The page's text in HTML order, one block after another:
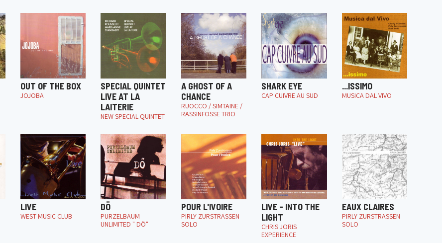
OUT OF THE BOX
JOJOBA
SPECIAL QUINTET
LIVE AT LA
LAITERIE
NEW SPECIAL QUINTET
A GHOST OF A
CHANCE
RUOCCO / SIMTAINE /
RASSINFOSSE TRIO
SHARK EYE
CAP CUIVRE AU SUD
...ISSIMO
MUSICA DAL VIVO
LIVE
WEST MUSIC CLUB
DÖ
PURZELBAUM
UNLIMITED " DÖ"
POUR L'IVOIRE
PIRLY ZURSTRASSEN
SOLO
LIVE - INTO THE
LIGHT
CHRIS JORIS
EXPERIENCE
EAUX CLAIRES
PIRLY ZURSTRASSEN
SOLO